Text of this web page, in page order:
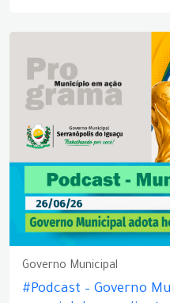
Governo Municipal
#Podcast – Governo